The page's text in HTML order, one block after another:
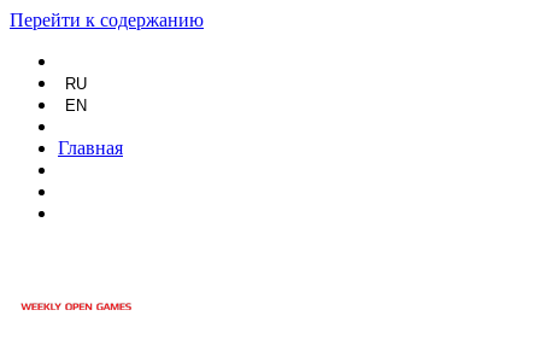
Перейти к содержанию
RU
EN
Главная